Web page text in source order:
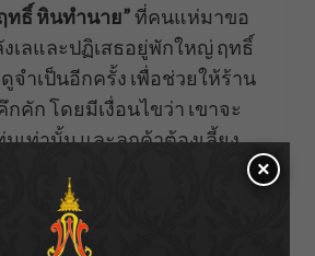
ทธิ์ หินทำนาย”ที่คนแห่มาขอ
เลและปฏิเสธอยู่พักใหญ่ ฤทธิ์
ำเป็นอีกครั้ง เพื่อช่วยให้ร้าน
คัก โดยมีเงื่อนไขว่า เขาจะ
เท่านั้น และลูกค้าต้องเลี้ยง
พื่อนมาที่ร้านและขอดูดวงจาก
และกดดัน ฤทธิ์จึงทำนายแบบ
×